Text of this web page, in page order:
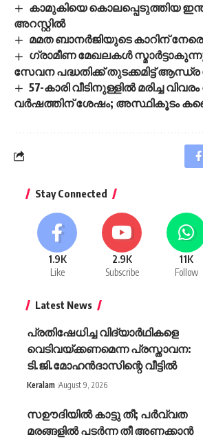
കാമുകിയെ കൊലപ്പെടുത്തിയ
അറസ്റ്റിൽ
മമത ബാനർജിയുടെ കാറിന്
ഗ്രാമീണ മേഖലകൾ
സേവന പദ്ധതിക്ക് തുടക്കമിട്ട്
57-കാരി വീടിനുള്ളിൽ മരിച്ച
വർഷത്തിന് ശേഷം; അസ്ഥികൂടം
Stay Connected
1.9K
Like
2.9K
Subscribe
11K
Follow
Latest News
പ്രതിഷേധിച്ച വിദ്യാർഥികളെ
വെടിവയ്ക്കണമെന്ന പ്രസ്താവന:
ടി.ജി.മോഹൻദാസിന്റെ വീട്ടിൽ
Keralam August 9, 2026
സഊദിയിൽ കാട്ടു തീ; പർവ്വത
മരങ്ങളിൽ പടർന്ന തീ അണക്കാൻ